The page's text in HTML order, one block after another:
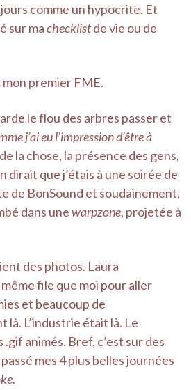
comme un hypocrite. Et
sur machecklistde vie ou de
mon premier FME.
le flou des arbres passer et
j’ai eu l’impression d’être à
de la chose, la présence des gens,
dirait que j’étais à une soirée de
de BonSound et soudainement,
dans unewarpzone, projetée à
des photos. Laura
file que moi pour aller
et beaucoup de
là. L’industrie était là. Le
.gif animés. Bref, c’est sur des
passé mes 4 plus belles journées
.